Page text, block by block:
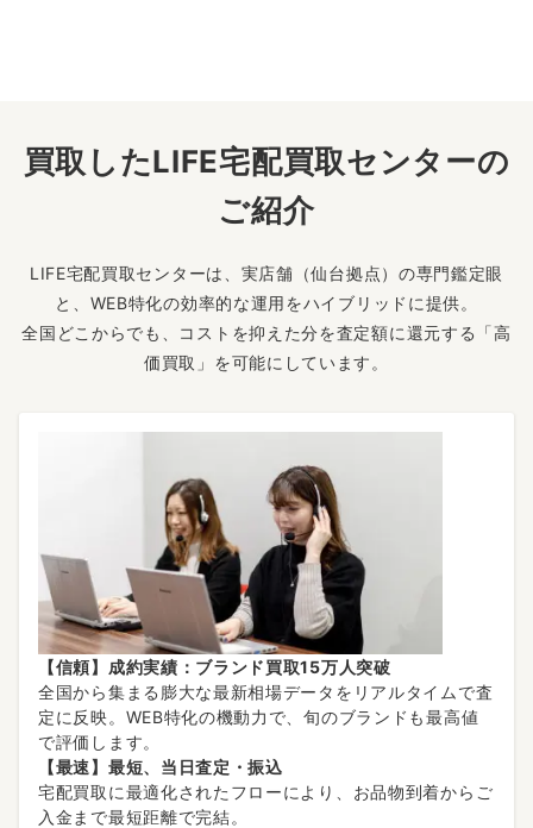
買取したLIFE宅配買取センターの
ご紹介
LIFE宅配買取センターは、実店舗（仙台拠点）の専門鑑定眼
と、WEB特化の効率的な運用をハイブリッドに提供。
全国どこからでも、コストを抑えた分を査定額に還元する「高
価買取」を可能にしています。
【信頼】成約実績：ブランド買取15万人突破
全国から集まる膨大な最新相場データをリアルタイムで査
定に反映。WEB特化の機動力で、旬のブランドも最高値
で評価します。
【最速】最短、当日査定・振込
宅配買取に最適化されたフローにより、お品物到着からご
入金まで最短距離で完結。